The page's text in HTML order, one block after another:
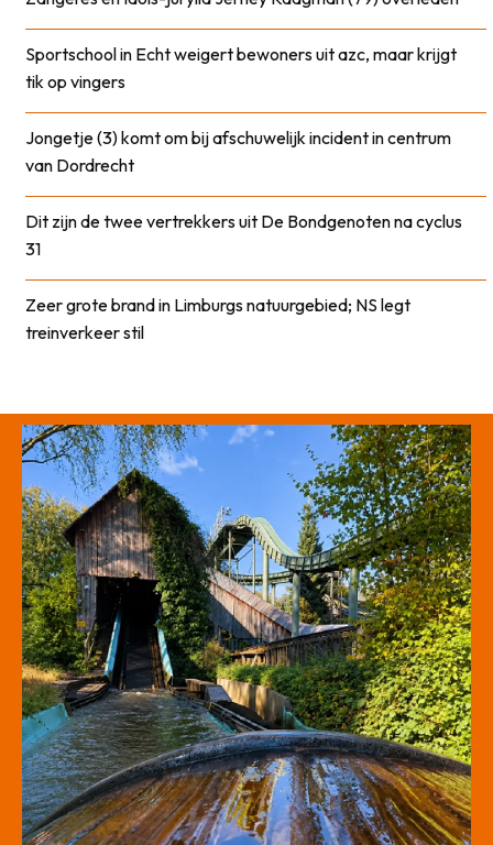
Sportschool in Echt weigert bewoners uit azc, maar krijgt
tik op vingers
Jongetje (3) komt om bij afschuwelijk incident in centrum
van Dordrecht
Dit zijn de twee vertrekkers uit De Bondgenoten na cyclus
31
Zeer grote brand in Limburgs natuurgebied; NS legt
treinverkeer stil